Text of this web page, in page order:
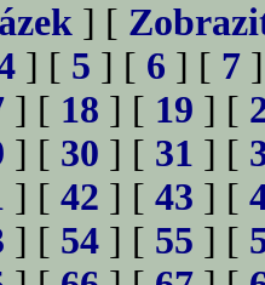
] [
] [ 5 ] [ 6 ] [ 7
] [ 18 ] [ 19 ] [
] [ 30 ] [ 31 ] [
] [ 42 ] [ 43 ] [
] [ 54 ] [ 55 ] [